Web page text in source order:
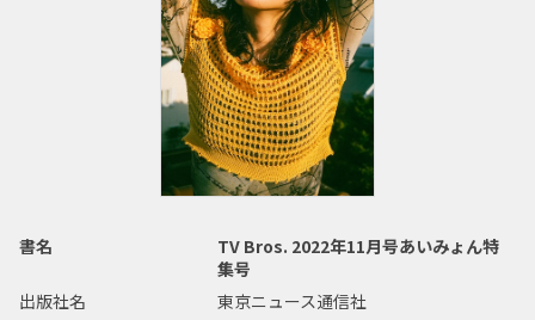
書名
TV Bros. 2022年11月号あいみょん特
集号
出版社名
東京ニュース通信社